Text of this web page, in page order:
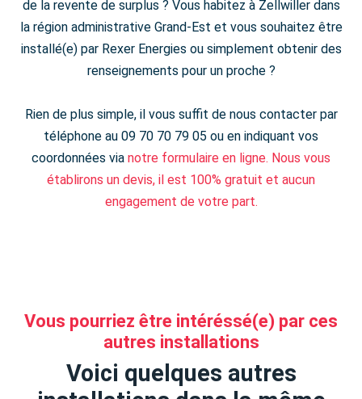
de la revente de surplus ? Vous habitez à Zellwiller dans
la région administrative Grand-Est et vous souhaitez être
installé(e) par Rexer Energies ou simplement obtenir des
renseignements pour un proche ?
Rien de plus simple, il vous suffit de nous contacter par
téléphone au 09 70 70 79 05 ou en indiquant vos
coordonnées via notre formulaire en ligne. Nous vous
établirons un devis, il est 100% gratuit et aucun
engagement de votre part.
Vous pourriez être intéréssé(e) par ces
autres installations
Voici quelques autres